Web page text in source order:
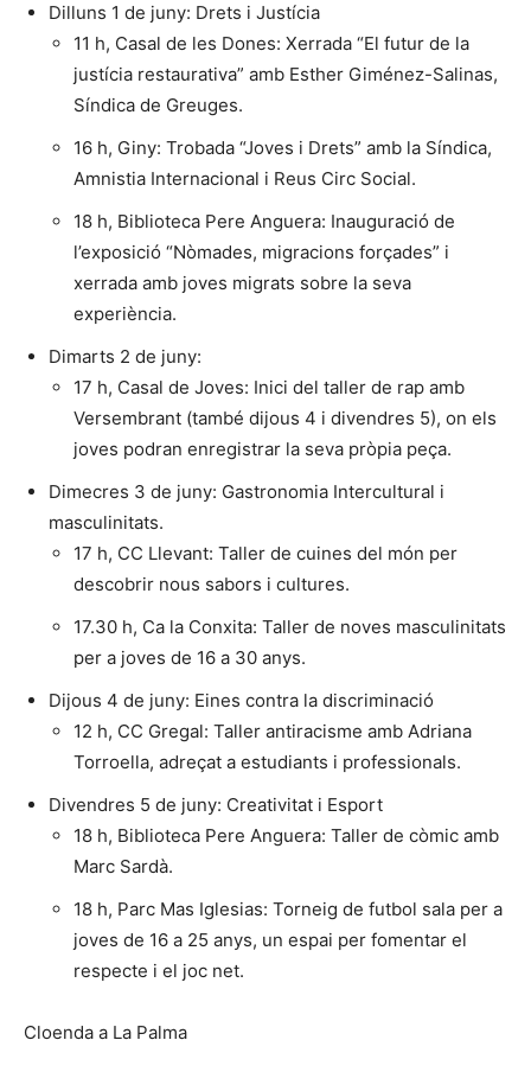
Dilluns 1 de juny: Drets i Justícia
11 h, Casal de les Dones: Xerrada “El futur de la
justícia restaurativa” amb Esther Giménez-Salinas,
Síndica de Greuges.
16 h, Giny: Trobada “Joves i Drets” amb la Síndica,
Amnistia Internacional i Reus Circ Social.
18 h, Biblioteca Pere Anguera: Inauguració de
l’exposició “Nòmades, migracions forçades” i
xerrada amb joves migrats sobre la seva
experiència.
Dimarts 2 de juny:
17 h, Casal de Joves: Inici del taller de rap amb
Versembrant (també dijous 4 i divendres 5), on els
joves podran enregistrar la seva pròpia peça.
Dimecres 3 de juny: Gastronomia Intercultural i
masculinitats.
17 h, CC Llevant: Taller de cuines del món per
descobrir nous sabors i cultures.
17.30 h, Ca la Conxita: Taller de noves masculinitats
per a joves de 16 a 30 anys.
Dijous 4 de juny: Eines contra la discriminació
12 h, CC Gregal: Taller antiracisme amb Adriana
Torroella, adreçat a estudiants i professionals.
Divendres 5 de juny: Creativitat i Esport
18 h, Biblioteca Pere Anguera: Taller de còmic amb
Marc Sardà.
18 h, Parc Mas Iglesias: Torneig de futbol sala per a
joves de 16 a 25 anys, un espai per fomentar el
respecte i el joc net.
Cloenda a La Palma